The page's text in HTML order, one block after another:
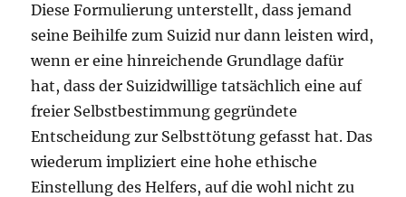
Diese Formulierung unterstellt, dass jemand
seine Beihilfe zum Suizid nur dann leisten wird,
wenn er eine hinreichende Grundlage dafür
hat, dass der Suizidwillige tatsächlich eine auf
freier Selbstbestim­mung gegründete
Entscheidung zur Selbsttötung gefasst hat. Das
wiederum impliziert eine hohe ethische
Einstellung des Helfers, auf die wohl nicht zu